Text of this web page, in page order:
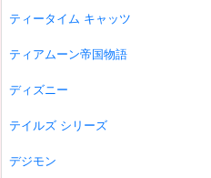
ティータイム キャッツ
ティアムーン帝国物語
ディズニー
テイルズ シリーズ
デジモン